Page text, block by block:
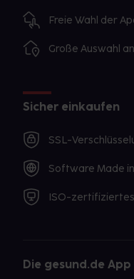
Freie Wahl der
Große Auswahl
Sicher einkaufen
SSL-
Software Made
ISO-
Die gesund.de App